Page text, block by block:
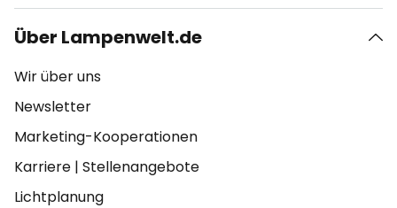
Über Lampenwelt.de
Wir über uns
Newsletter
Marketing-Kooperationen
Karriere | Stellenangebote
Lichtplanung